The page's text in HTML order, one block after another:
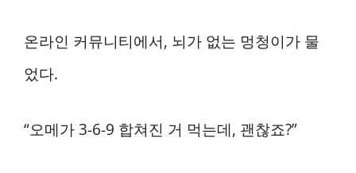
온라인 커뮤니티에서, 뇌가 없는 멍청이가 물
었다.
“오메가 3-6-9 합쳐진 거 먹는데, 괜찮죠?”